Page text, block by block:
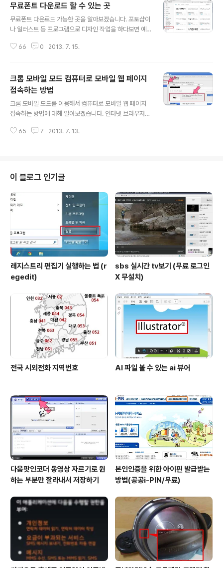
무료폰트 다운로드 할 수 있는 곳
무료폰트 다운로드 가능한 곳을 알아보겠습니다. 포토샵이
나 일러스트 등 프로그램으로 디자인 작업을 하다보면 예
만 예쁜 폰트들은 대부분 유료여서 저작권 때문에 함부로
쉽게 구 할 수 있는 곳이 있는데 바로 네이버 자료실입니다.
네이버 소프트웨어 자료실에서 한글폰트, 영문폰트, 특수
문자 등의 다양한 글꼴의 무료폰트를 다운로드 해서 사용
할 수 있습니다. 다만 주의해야 할 것이 있는데 개인과 기업
모두에서 무료 사용이 가능한 폰트도 있지만 개인만 무료
로 사용 할 수 있게 사용범위가 지정되어 있는 폰트도 있으
66 0 2013. 7. 15.
크롬 모바일 모드 컴퓨터로 모바일 웹 페이지
접속하는 방법
크롬 모바일 모드를 이용해서 컴퓨터로 모바일 웹 페이지
접속하는 방법에 대해 알아보겠습니다. 인터넷 브라우저로
t Switcher for Chrome)을 이용해서 컴퓨터로 모바일
트 응모 뿐 아니라 사양이 낮은 PC로 인터넷쇼핑을 하는
경우에도 크롬 모바일 모드로 페이지에 접속하면 좀 원할
하게 상품정보를 볼 수 있습니다. 옥션 G마켓 11번가 네이
버 등 쿠폰/ 모바일 이벤트모음 크롬이 없다면 먼저 크롬을
설치해야 합니다. 크롬 다운로드,설치 (장점/단점) 크롬을
실행하고 크롬 웹 스토어 에..
65 7 2013. 7. 13.
이 블로그 인기글
레지스트리 편집기 실행하는 법 (r
egedit)
sbs 실시간 tv보기 (무료 로그인
X 무설치)
전국 시외전화 지역번호 AI 파일 볼 수 있는 ai 뷰어
다음팟인코더 동영상 자르기로 원
하는 부분만 잘라내서 저장하기
본인인증을 위한 아이핀 발급받는
방법(공공i-PIN/무료)